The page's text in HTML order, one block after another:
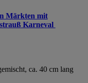
Märkten mit
Karneval
ca. 40 cm lang